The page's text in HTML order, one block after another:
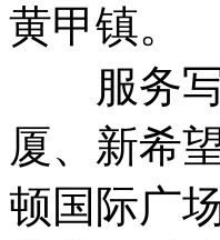
黄甲镇。
服务写
厦、新希
顿国际广